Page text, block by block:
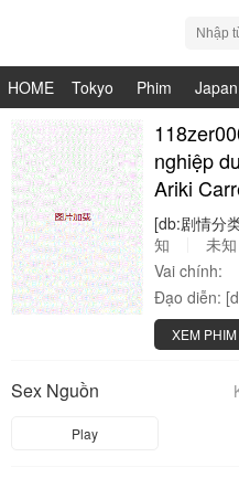
HOME
Tokyo
Hot
Phim
Nhật
Bản
Japan
HDV
nghiệp
Ariki
[db:剧情分
知
未知
Vai chính:
Đạo diễn:
XEM PHIM
Sex Nguồn
Play